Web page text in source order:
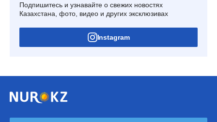
Подпишитесь и узнавайте о свежих новостях
Казахстана, фото, видео и других эксклюзивах
Instagram